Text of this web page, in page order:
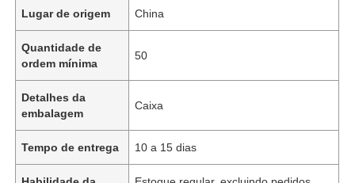
Lugar de origem China
Quantidade de
ordem mínima
50
Detalhes da
embalagem
Caixa
Tempo de entrega 10 a 15 dias